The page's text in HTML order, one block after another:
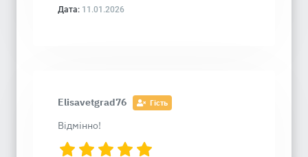
Дата: 11.01.2026
Elisavetgrad76 Гість
Відмінно!